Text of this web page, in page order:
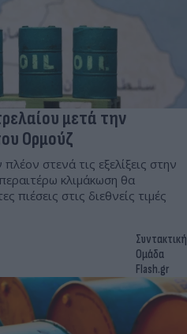
μετά την
Ορμούζ
στενά τις εξελίξεις στην
κλιμάκωση θα
πιέσεις στις διεθνείς τιμές
Συντακτική
Ομάδα
Flash.gr